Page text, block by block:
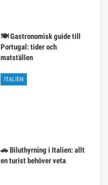
🍽️ Gastronomisk guide till
Portugal: tider och
matställen
ITALIEN
🚗 Biluthyrning i Italien: allt
en turist behöver veta